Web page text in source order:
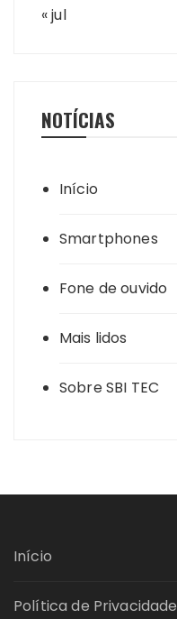
« jul
NOTÍCIAS
Início
Smartphones
Fone de ouvido
Mais lidos
Sobre SBI TEC
Início
Política de Privacidade